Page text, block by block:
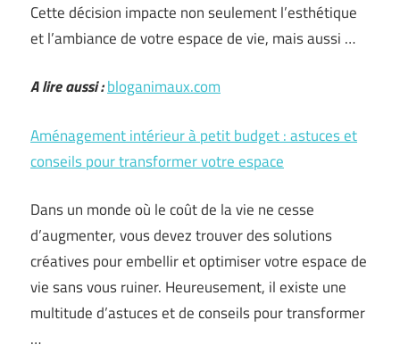
Cette décision impacte non seulement l’esthétique
et l’ambiance de votre espace de vie, mais aussi …
A lire aussi :bloganimaux.com
Aménagement intérieur à petit budget : astuces et
conseils pour transformer votre espace
Dans un monde où le coût de la vie ne cesse
d’augmenter, vous devez trouver des solutions
créatives pour embellir et optimiser votre espace de
vie sans vous ruiner. Heureusement, il existe une
multitude d’astuces et de conseils pour transformer
…